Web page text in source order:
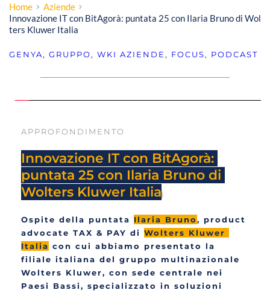
Home
Aziende
Innovazione IT con BitAgorà: puntata 25 con Ilaria Bruno di Wol
ters Kluwer Italia
GENYA, GRUPPO, WKI AZIENDE , FOCUS, PODCAST
APPROFONDIMENTO
Innovazione IT con BitAgorà:
puntata 25 con Ilaria Bruno di
Wolters Kluwer Italia
Ospite della puntata Ilaria Bruno, product
advocate TAX & PAY di Wolters Kluwer
Italia con cui abbiamo presentato la
filiale italiana del gruppo multinazionale
Wolters Kluwer, con sede centrale nei
Paesi Bassi, specializzato in soluzioni